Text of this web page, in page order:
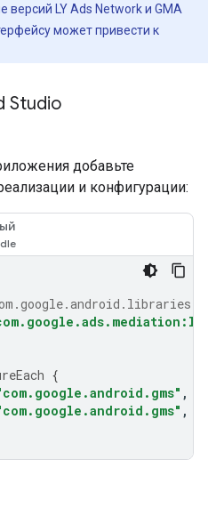
версий LY Ads Network и GMA
может привести к
Studio
добавьте
и конфигурации:
{
,
,